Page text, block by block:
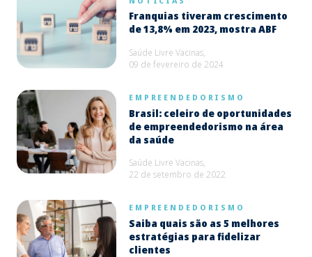
Franquias tiveram crescimento
de 13,8% em 2023, mostra ABF
Saúde Livre Vacinas,
09 de fevereiro de 2024
EMPREENDEDORISMO
Brasil: celeiro de oportunidades
de empreendedorismo na área
da saúde
Saúde Livre Vacinas,
22 de setembro de 2022
EMPREENDEDORISMO
Saiba quais são as 5 melhores
estratégias para fidelizar
clientes